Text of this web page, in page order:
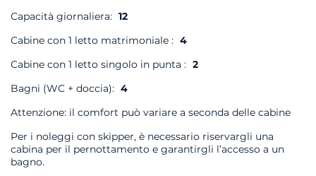
Capacità giornaliera: 12
Cabine con 1 letto matrimoniale : 4
Cabine con 1 letto singolo in punta : 2
Bagni (WC + doccia): 4
Attenzione: il comfort può variare a seconda delle cabine
Per i noleggi con skipper, è necessario riservargli una
cabina per il pernottamento e garantirgli l’accesso a un
bagno.